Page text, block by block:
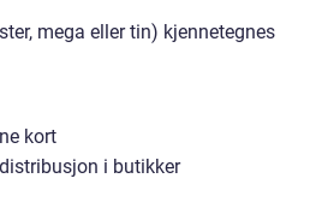
mega eller tin) kjennetegnes
kort
i butikker